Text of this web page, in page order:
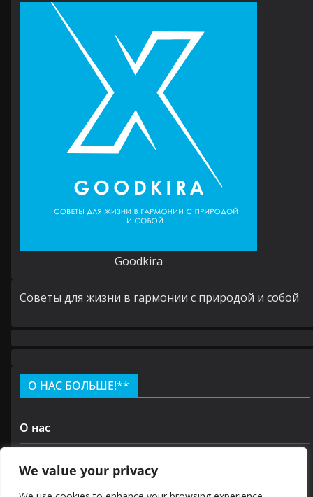
We value your privacy
Goodkira
Cоветы для жизни в гармонии с природой и собой
О НАС БОЛЬШЕ!**
О нас
политика конфиденциальности